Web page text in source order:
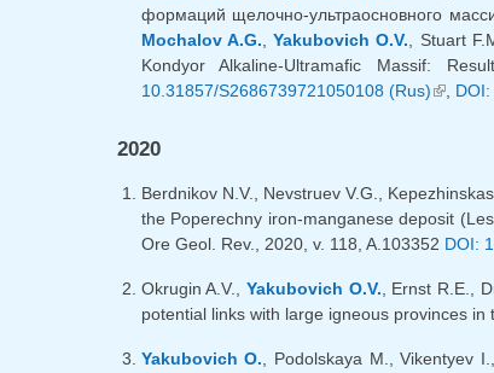
формаций щелочно-ультраосновного
Mochalov A.G. ,Yakubovich O.V. , Stuart
Kondyor Alkaline-Ultramafic Massif:
10.31857/S2686739721050108 (Rus)
,
2020
Berdnikov N.V., Nevstruev V.G.,
the Poperechny iron-manganese deposit
Ore Geol. Rev., 2020, v. 118, A.103352 DOI:
Okrugin A.V., Yakubovich O.V., Ernst R.E.,
potential links with large igneous provinces
Yakubovich O., Podolskaya M., Vikentyev